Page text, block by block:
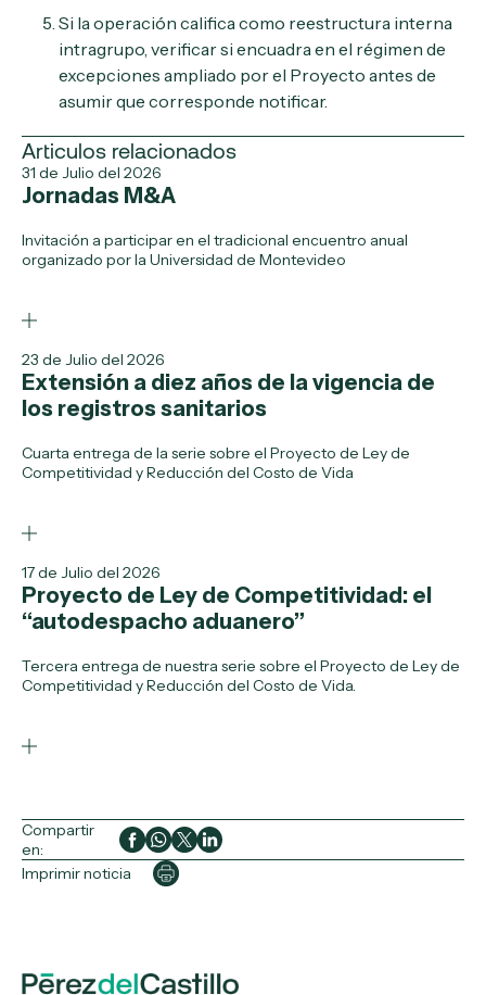
Si la operación califica como reestructura interna
intragrupo, verificar si encuadra en el régimen de
excepciones ampliado por el Proyecto antes de
asumir que corresponde notificar.
Articulos relacionados
31 de Julio del 2026
Jornadas M&A
Invitación a participar en el tradicional encuentro anual
organizado por la Universidad de Montevideo
23 de Julio del 2026
Extensión a diez años de la vigencia de
los registros sanitarios
Cuarta entrega de la serie sobre el Proyecto de Ley de
Competitividad y Reducción del Costo de Vida
17 de Julio del 2026
Proyecto de Ley de Competitividad: el
“autodespacho aduanero”
Tercera entrega de nuestra serie sobre el Proyecto de Ley de
Competitividad y Reducción del Costo de Vida.
Compartir
en:
Imprimir noticia